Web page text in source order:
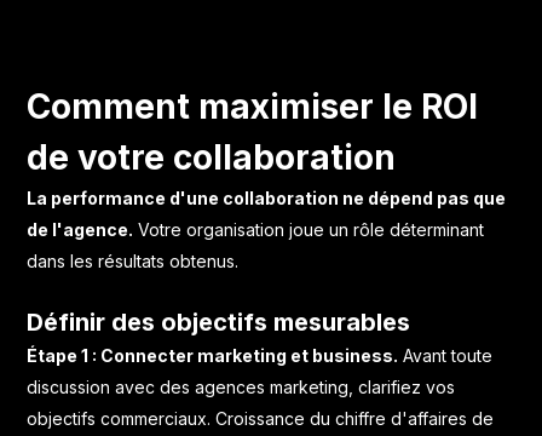
Comment maximiser le ROI
de votre collaboration
La performance d'une collaboration ne dépend pas que
de l'agence. Votre organisation joue un rôle déterminant
dans les résultats obtenus.
Définir des objectifs mesurables
Étape 1 : Connecter marketing et business. Avant toute
discussion avec des agences marketing, clarifiez vos
objectifs commerciaux. Croissance du chiffre d'affaires de